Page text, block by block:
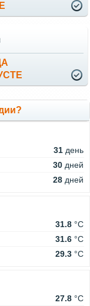
31 день
30 дней
28 дней
31.8 °C
31.6 °C
29.3 °C
27.8 °C